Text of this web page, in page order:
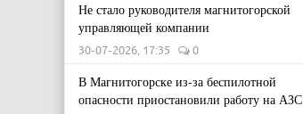
Не стало руководителя магнитогорской
управляющей компании
30-07-2026, 17:35 0
В Магнитогорске из-за беспилотной
опасности приостановили работу на АЗС